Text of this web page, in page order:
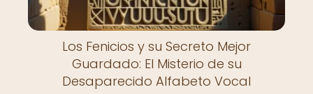
Los Fenicios y su Secreto Mejor
Guardado: El Misterio de su
Desaparecido Alfabeto Vocal